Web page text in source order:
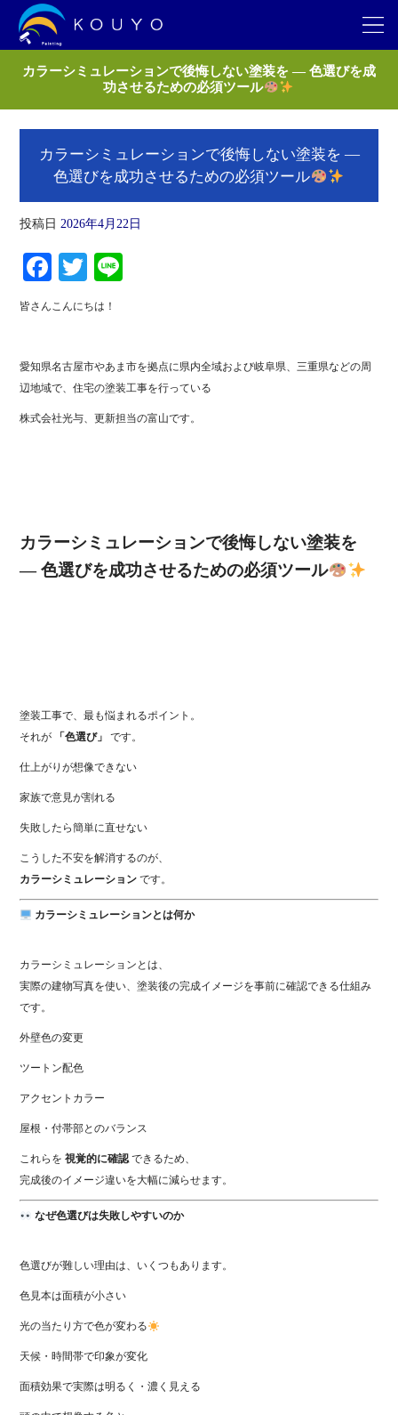
カラーシミュレーションで後悔しない塗装を ― 色選びを成
功させるための必須ツール
カラーシミュレーションで後悔しない塗装を ―
色選びを成功させるための必須ツール
投稿日 2026年4月22日
Fa
ce
ok
T
wi
r
皆さんこんにちは！
愛知県名古屋市やあま市を拠点に県内全域および岐阜県、三重県などの周
辺地域で、住宅の塗装工事を行っている
株式会社光与、更新担当の富山です。
カラーシミュレーションで後悔しない塗装を
― 色選びを成功させるための必須ツール
塗装工事で、最も悩まれるポイント。
それが
「色選び」 です。
仕上がりが想像できない
家族で意見が割れる
失敗したら簡単に直せない
こうした不安を解消するのが、
カラーシミュレーション です。
カラーシミュレーションとは何か
カラーシミュレーションとは、
実際の建物写真を使い、塗装後の完成イメージを事前に確認できる仕組み
です。
外壁色の変更
ツートン配色
アクセントカラー
屋根・付帯部とのバランス
これらを視覚的に確認できるため、
完成後のイメージ違いを大幅に減らせます。
なぜ色選びは失敗しやすいのか
色選びが難しい理由は、いくつもあります。
色見本は面積が小さい
光の当たり方で色が変わる
天候・時間帯で印象が変化
面積効果で実際は明るく・濃く見える